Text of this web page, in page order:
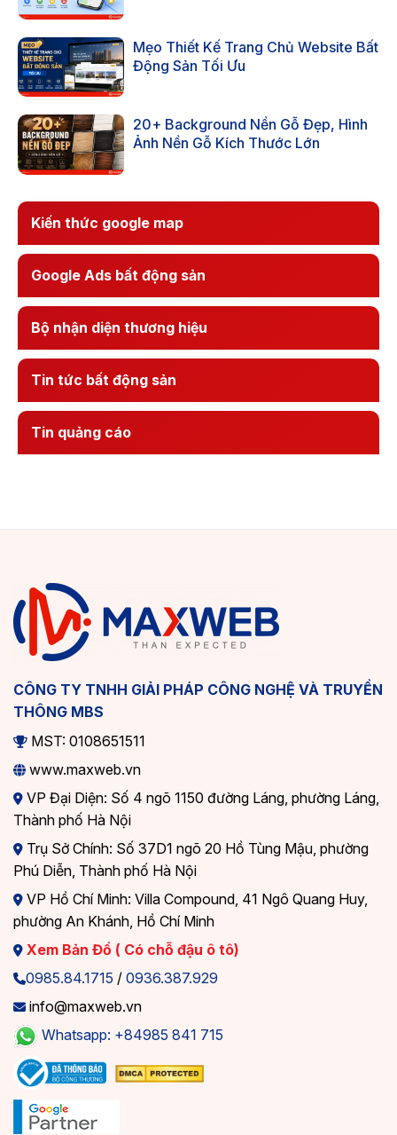
Mẹo Thiết Kế Trang Chủ Website Bất
Động Sản Tối Ưu
20+ Background Nền Gỗ Đẹp, Hình
Ảnh Nền Gỗ Kích Thước Lớn
Kiến thức google map
Google Ads bất động sản
Bộ nhận diện thương hiệu
Tin tức bất động sản
Tin quảng cáo
CÔNG TY TNHH GIẢI PHÁP CÔNG NGHỆ VÀ TRUYỀN
THÔNG MBS
MST: 0108651511
www.maxweb.vn
VP Đại Diện: Số 4 ngõ 1150 đường Láng, phường Láng,
Thành phố Hà Nội
Trụ Sở Chính: Số 37D1 ngõ 20 Hồ Tùng Mậu, phường
Phú Diễn, Thành phố Hà Nội
VP Hồ Chí Minh: Villa Compound, 41 Ngô Quang Huy,
phường An Khánh, Hồ Chí Minh
Xem Bản Đồ ( Có chỗ đậu ô tô)
0985.84.1715 / 0936.387.929
info@maxweb.vn
Whatsapp: +84985 841 715